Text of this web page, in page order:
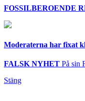
FOSSILBEROENDE
Moderaterna har fixat
FALSK NYHET På sin
Stäng